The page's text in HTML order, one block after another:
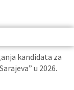
kandidata za
u 2026.